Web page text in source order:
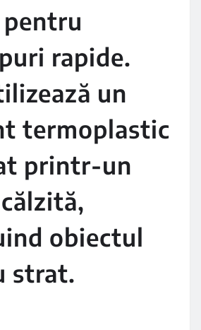
pentru
rapide.
un
termoplastic
printr-un
obiectul
strat.